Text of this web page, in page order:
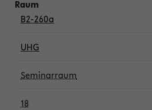
B2-260a
UHG
Seminarraum
18